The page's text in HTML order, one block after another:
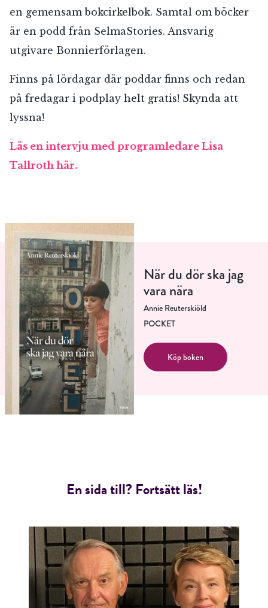
RÖSTA
en gemensam bokcirkelbok. Samtal om böcker
är en podd från SelmaStories. Ansvarig
utgivare Bonnierförlagen.
Finns på lördagar där poddar finns och redan
på fredagar i podplay helt gratis! Skynda att
lyssna!
Läs en intervju med programledare Lisa
Tallroth här.
När du dör ska jag
vara nära
Annie Reuterskiöld
POCKET
Köp boken
En sida till? Fortsätt läs!